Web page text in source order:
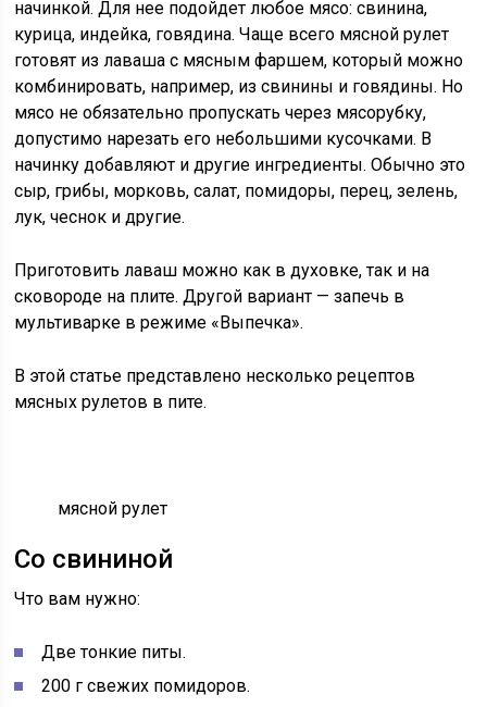
начинкой. Для нее подойдет любое мясо: свинина,
курица, индейка, говядина. Чаще всего мясной рулет
готовят из лаваша с мясным фаршем, который можно
комбинировать, например, из свинины и говядины. Но
мясо не обязательно пропускать через мясорубку,
допустимо нарезать его небольшими кусочками. В
начинку добавляют и другие ингредиенты. Обычно это
сыр, грибы, морковь, салат, помидоры, перец, зелень,
лук, чеснок и другие.
Приготовить лаваш можно как в духовке, так и на
сковороде на плите. Другой вариант — запечь в
мультиварке в режиме «Выпечка».
В этой статье представлено несколько рецептов
мясных рулетов в пите.
мясной рулет
Со свининой
Что вам нужно:
Две тонкие питы.
200 г свежих помидоров.